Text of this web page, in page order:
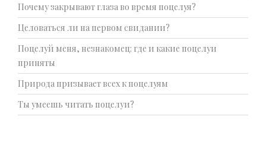
Почему закрывают глаза во время поцелуя?
Целоваться ли на первом свидании?
Поцелуй меня, незнакомец: где и какие поцелуи
приняты
Природа призывает всех к поцелуям
Ты умеешь читать поцелуи?